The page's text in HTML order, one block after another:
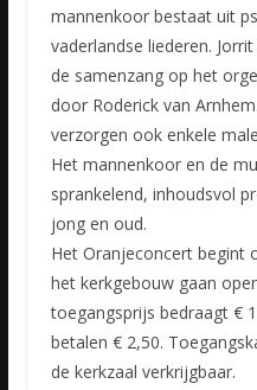
mannenkoor bestaat uit
vaderlandse liederen.
de samenzang op het
door Roderick van
verzorgen ook enkele
Het mannenkoor en de
sprankelend, inhoudsvol
jong en oud.
Het Oranjeconcert begint
het kerkgebouw gaan
toegangsprijs bedraagt €
betalen € 2,50.
de kerkzaal verkrijgbaar.